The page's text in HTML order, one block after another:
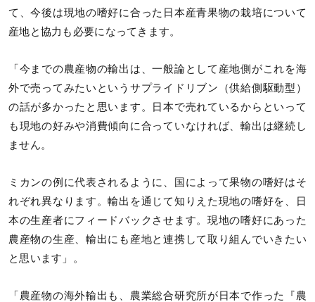
て、今後は現地の嗜好に合った日本産青果物の栽培について
産地と協力も必要になってきます。
「今までの農産物の輸出は、一般論として産地側がこれを海
外で売ってみたいというサプライドリブン（供給側駆動型）
の話が多かったと思います。日本で売れているからといって
も現地の好みや消費傾向に合っていなければ、輸出は継続し
ません。
ミカンの例に代表されるように、国によって果物の嗜好はそ
れぞれ異なります。輸出を通じて知りえた現地の嗜好を、日
本の生産者にフィードバックさせます。現地の嗜好にあった
農産物の生産、輸出にも産地と連携して取り組んでいきたい
と思います」。
「農産物の海外輸出も、農業総合研究所が日本で作った『農